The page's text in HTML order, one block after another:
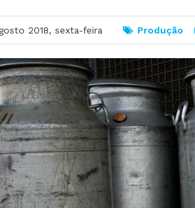
2018, sexta-feira Produção